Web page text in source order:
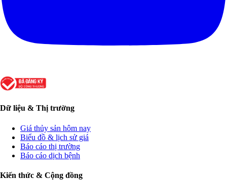
Dữ liệu & Thị trường
Giá thủy sản hôm nay
Biểu đồ & lịch sử giá
Báo cáo thị trường
Báo cáo dịch bệnh
Kiến thức & Cộng đồng